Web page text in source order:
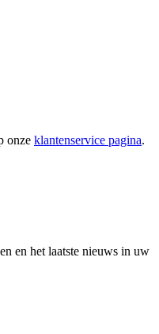
onze klantenservice pagina.
en het laatste nieuws in uw